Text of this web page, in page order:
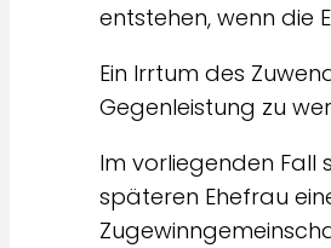
entstehen, wenn die
Ein Irrtum des
Gegenleistung zu
Im vorliegenden Fall
späteren Ehefrau